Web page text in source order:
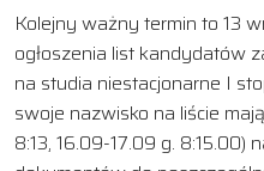
Kolejny ważny termin to 13
ogłoszenia list kandydatów
na studia niestacjonarne I
swoje nazwisko na liście
8:13, 16.09-17.09 g. 8:15.00)